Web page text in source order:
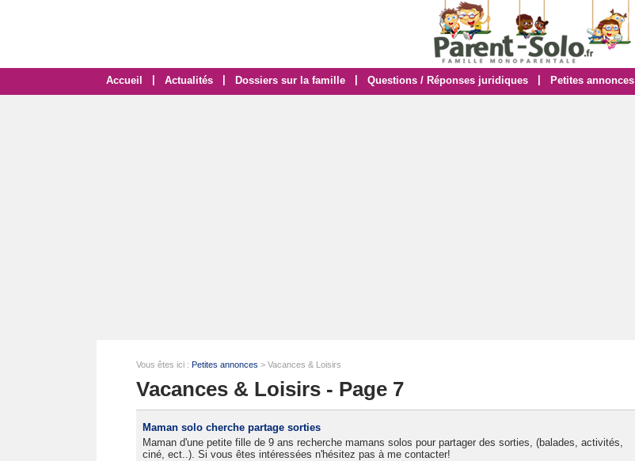
Accueil Actualités Dossiers sur la famille Questions / Réponses juridiques Petites annonces
Vous êtes ici : Petites annonces > Vacances & Loisirs
Vacances & Loisirs - Page 7
Maman solo cherche partage sorties
Maman d'une petite fille de 9 ans recherche mamans solos pour partager des sorties, (balades, activités,
ciné, ect..). Si vous êtes intéressées n'hésitez pas à me contacter!